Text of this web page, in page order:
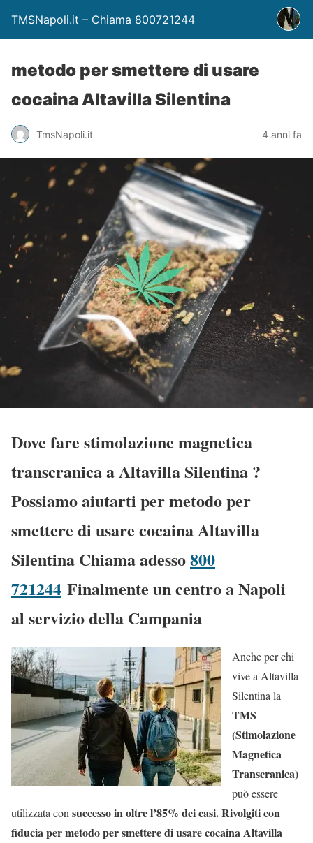
TMSNapoli.it – Chiama 800721244
metodo per smettere di usare
cocaina Altavilla Silentina
TmsNapoli.it 4 anni fa
Dove fare stimolazione magnetica
transcranica a Altavilla Silentina ?
Possiamo aiutarti per metodo per
smettere di usare cocaina Altavilla
Silentina Chiama adesso800
721244 Finalmente un centro a Napoli
al servizio della Campania
Anche per chi
vive a Altavilla
Silentina la
TMS
(Stimolazione
Magnetica
Transcranica)
può essere
utilizzata consuccesso in oltre l’85% dei casi. Rivolgiti con
fiducia per metodo per smettere di usare cocaina Altavilla